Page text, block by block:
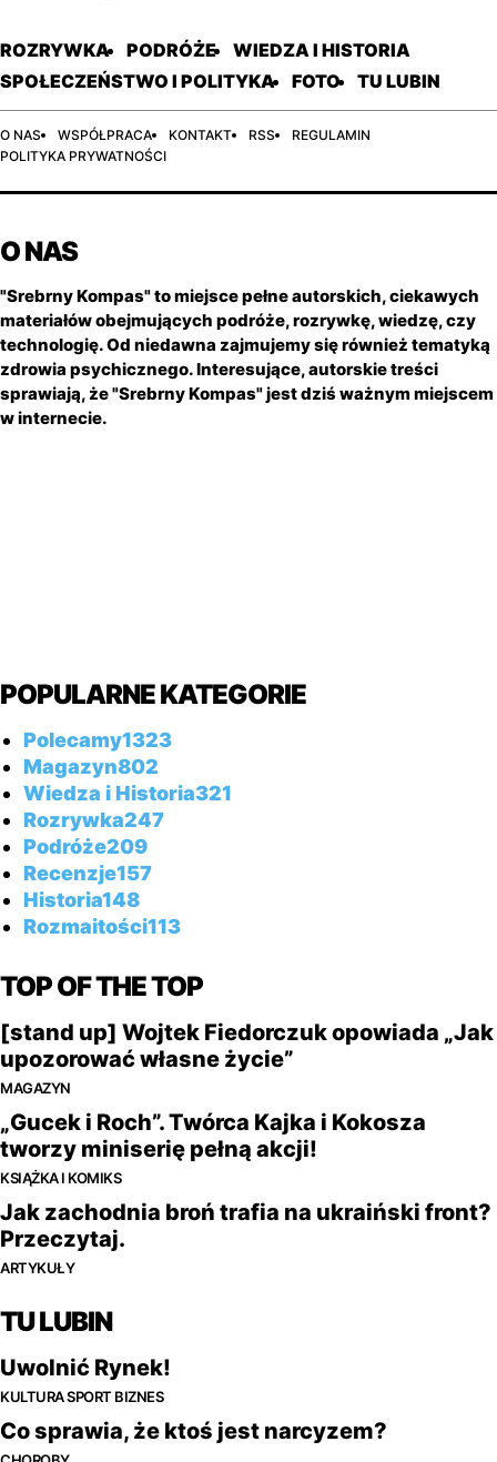
ROZRYWKA PODRÓŻE
WIEDZA I HISTORIA
SPOŁECZEŃSTWO I POLITYKA
FOTO TU LUBIN
O NAS WSPÓŁPRACA KONTAKT RSS
REGULAMIN
POLITYKA PRYWATNOŚCI
O NAS
"Srebrny Kompas" to miejsce pełne autorskich, ciekawych
materiałów obejmujących podróże, rozrywkę, wiedzę, czy
technologię. Od niedawna zajmujemy się również tematyką
zdrowia psychicznego. Interesujące, autorskie treści
sprawiają, że "Srebrny Kompas" jest dziś ważnym miejscem
w internecie.
POPULARNE KATEGORIE
Polecamy1323
Magazyn802
Wiedza i Historia321
Rozrywka247
Podróże209
Recenzje157
Historia148
Rozmaitości113
TOP OF THE TOP
[stand up] Wojtek Fiedorczuk opowiada „Jak
upozorować własne życie”
MAGAZYN
„Gucek i Roch”. Twórca Kajka i Kokosza
tworzy miniserię pełną akcji!
KSIĄŻKA I KOMIKS
Jak zachodnia broń trafia na ukraiński front?
Przeczytaj.
ARTYKUŁY
TU LUBIN
Uwolnić Rynek!
KULTURA SPORT BIZNES
Co sprawia, że ​​ktoś jest narcyzem?